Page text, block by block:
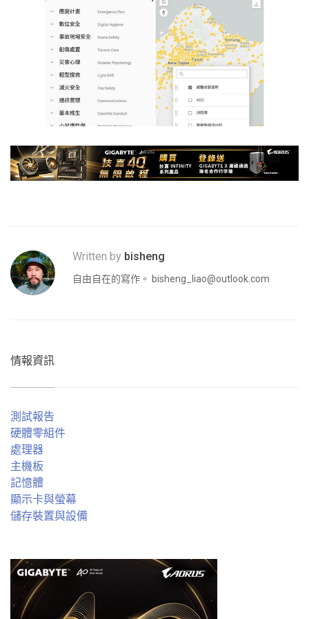
Written by bisheng
自由自在的寫作。 bisheng_liao@outlook.com
情報資訊
測試報告
硬體零組件
處理器
主機板
記憶體
顯示卡與螢幕
儲存裝置與設備